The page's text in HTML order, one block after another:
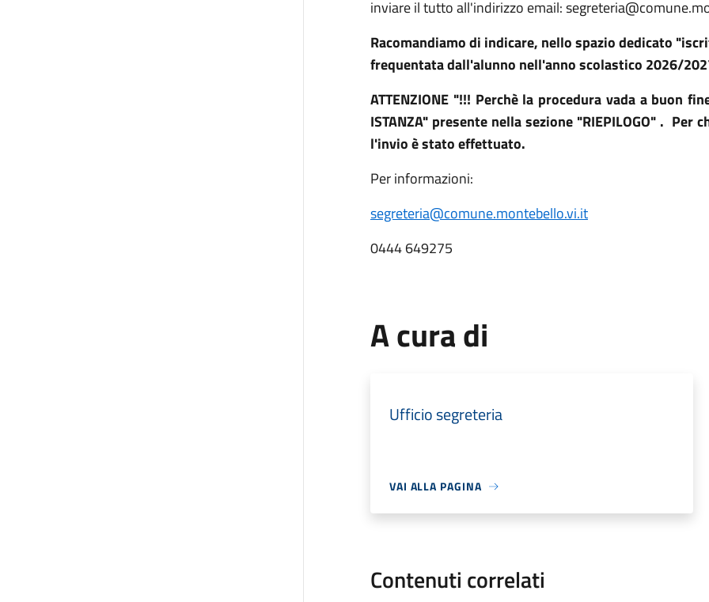
inviare il tutto all'indirizzo email:
Racomandiamo di indicare, nello spazio dedicato
frequentata dall'alunno nell'anno scolastico 2026/
ATTENZIONE "!!! Perchè la procedura vada a buon
ISTANZA" presente nella sezione "RIEPILOGO" .
l'invio è stato effettuato.
Per informazioni:
segreteria@comune.montebello.vi.it
0444 649275
A cura di
Ufficio segreteria
VAI ALLA PAGINA
Contenuti correlati